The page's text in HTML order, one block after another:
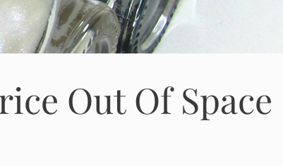
Out Of Space